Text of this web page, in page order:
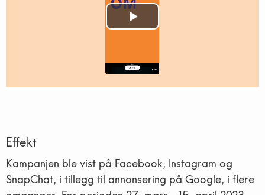
Play
Effekt
Kampanjen ble vist på Facebook, Instagram og
SnapChat, i tillegg til annonsering på Google, i flere